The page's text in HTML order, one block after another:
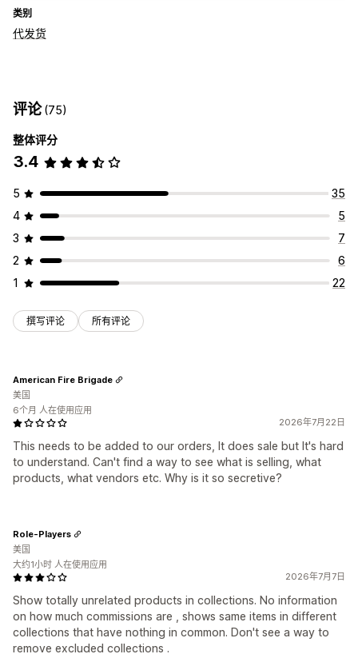
类别
代发货
评论(75)
整体评分
3.4
5
35
4
5
3
7
2
6
1
22
撰写评论 所有评论
2026年7月22日
This needs to be added to our orders, It does sale but It's hard
to understand. Can't find a way to see what is selling, what
products, what vendors etc. Why is it so secretive?
American Fire Brigade
美国
6个月 人在使用应用
2026年7月7日
Show totally unrelated products in collections. No information
on how much commissions are , shows same items in different
collections that have nothing in common. Don't see a way to
remove excluded collections .
Role-Players
美国
大约1小时 人在使用应用